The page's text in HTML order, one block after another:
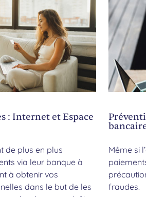
: Internet et Espace
de plus en plus
via leur banque à
à obtenir vos
dans le but de les
Même si
fraudes.